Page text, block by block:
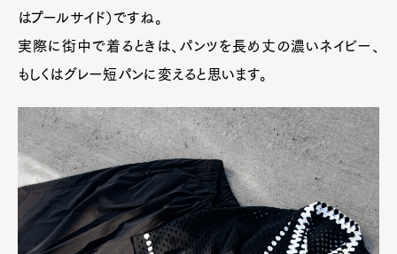
はプールサイド）ですね。
実際に街中で着るときは、パンツを長め丈の濃いネイビー、
もしくはグレー短パンに変えると思います。